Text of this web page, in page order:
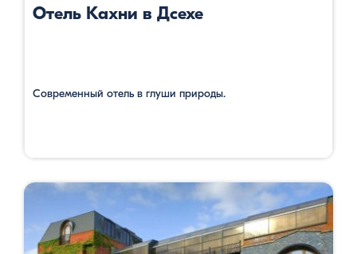
Отель Кахни в Дсехе
Современный отель в глуши природы.